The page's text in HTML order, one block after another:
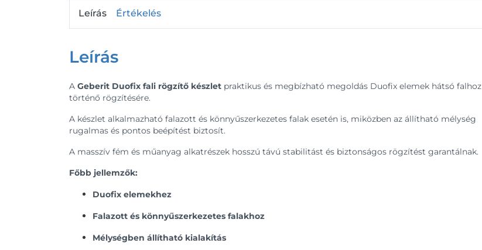
Leírás Értékelés
Leírás
A Geberit Duofix fali rögzítő készlet praktikus és megbízható megoldás Duofix elemek hátsó falhoz
történő rögzítésére.
A készlet alkalmazható falazott és könnyűszerkezetes falak esetén is, miközben az állítható mélység
rugalmas és pontos beépítést biztosít.
A masszív fém és műanyag alkatrészek hosszú távú stabilitást és biztonságos rögzítést garantálnak.
Főbb jellemzők:
Duofix elemekhez
Falazott és könnyűszerkezetes falakhoz
Mélységben állítható kialakítás